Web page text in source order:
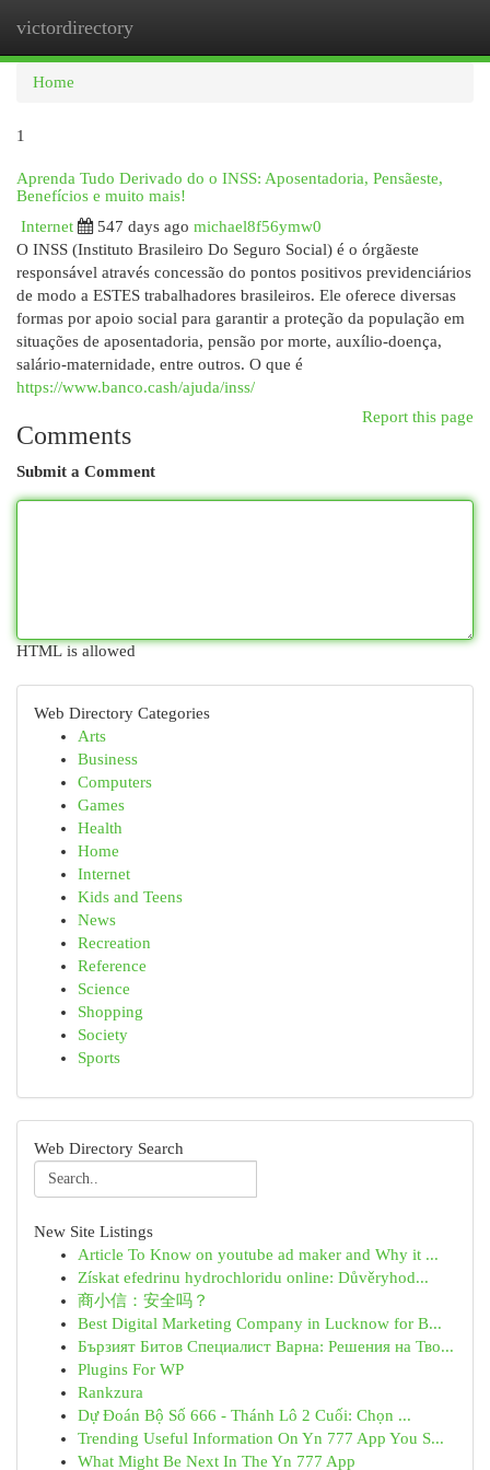
victordirectory
Home
1
Aprenda Tudo Derivado do o INSS: Aposentadoria, Pensãeste,
Benefícios e muito mais!
Internet
547 days ago michael8f56ymw0
O INSS (Instituto Brasileiro Do Seguro Social) é o órgãeste
responsável através concessão do pontos positivos previdenciários
de modo a ESTES trabalhadores brasileiros. Ele oferece diversas
formas por apoio social para garantir a proteção da população em
situações de aposentadoria, pensão por morte, auxílio-doença,
salário-maternidade, entre outros. O que é
https://www.banco.cash/ajuda/inss/
Report this page
Comments
Submit a Comment
HTML is allowed
Web Directory Categories
Arts
Business
Computers
Games
Health
Home
Internet
Kids and Teens
News
Recreation
Reference
Science
Shopping
Society
Sports
Web Directory Search
New Site Listings
Article To Know on youtube ad maker and Why it ...
Získat efedrinu hydrochloridu online: Důvěryhod...
商小信：安全吗？
Best Digital Marketing Company in Lucknow for B...
Бързият Битов Специалист Варна: Решения на Тво...
Plugins For WP
Rankzura
Dự Đoán Bộ Số 666 - Thánh Lô 2 Cuối: Chọn ...
Trending Useful Information On Yn 777 App You S...
What Might Be Next In The Yn 777 App